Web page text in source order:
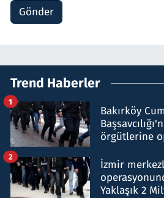
Gönder
Trend Haberler
Bakırköy
örgütlerine
1
İzmir
Yaklaşık 2
2